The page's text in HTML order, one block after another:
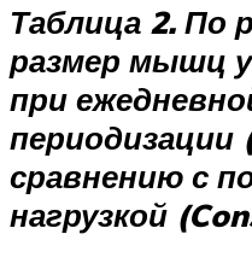
Таблица 2. По
размер мышц
при
периодизации
сравнению с
нагрузкой